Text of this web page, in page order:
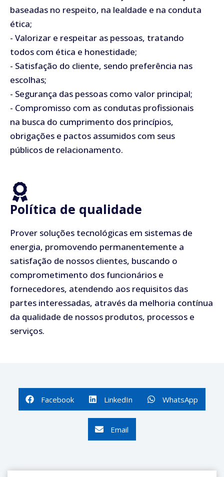
baseadas no respeito, na lealdade e na conduta
ética;
- Valorizar e respeitar as pessoas, tratando
todos com ética e honestidade;
- Satisfação do cliente, sendo preferência nas
escolhas;
- Segurança das pessoas como valor principal;
- Compromisso com as condutas profissionais
na busca do cumprimento dos princípios,
obrigações e pactos assumidos com seus
públicos de relacionamento.
Política de qualidade
Prover soluções tecnológicas em sistemas de
energia, promovendo permanentemente a
satisfação de nossos clientes, buscando o
comprometimento dos funcionários e
fornecedores, atendendo aos requisitos das
partes interessadas, através da melhoria contínua
da qualidade de nossos produtos, processos e
serviços.
Facebook LinkedIn WhatsApp
Email